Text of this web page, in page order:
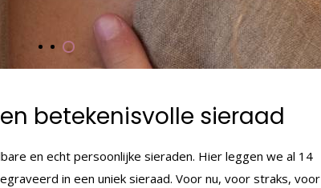
betekenisvolle sieraad
en echt persoonlijke sieraden. Hier leggen we al 14
in een uniek sieraad. Voor nu, voor straks, voor